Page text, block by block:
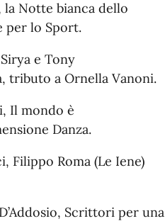
la Notte bianca dello
per lo Sport.
e Tony
tributo a Ornella Vanoni.
Il mondo è
Danza.
Filippo Roma (Le Iene)
Scrittori per una